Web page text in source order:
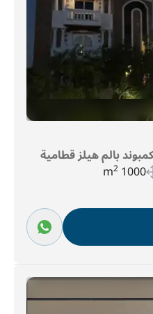
بالم هيلز قطامية
1000 m
2